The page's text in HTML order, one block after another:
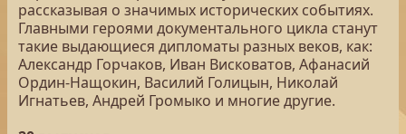
рассказывая о значимых исторических событиях.
Главными героями документального цикла станут
такие выдающиеся дипломаты разных веков, как:
Александр Горчаков, Иван Висковатов, Афанасий
Ордин-Нащокин, Василий Голицын, Николай
Игнатьев, Андрей Громыко и многие другие.